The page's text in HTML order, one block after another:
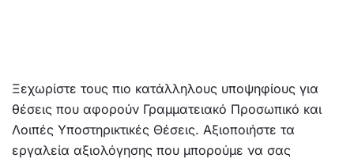
Ξεχωρίστε τους πιο κατάλληλους υποψηφίους για
θέσεις που αφορούν Γραμματειακό Προσωπικό και
Λοιπές Υποστηρικτικές Θέσεις. Αξιοποιήστε τα
εργαλεία αξιολόγησης που μπορούμε να σας